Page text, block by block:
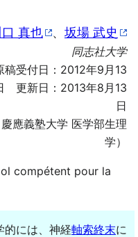
口 真也 、 坂場 武史
同志社大学
受付日：2012年9月13
更新日：2013年8月13
日
慶應義塾大学 医学部生理
学）
compétent pour la
には、神経軸索終末に